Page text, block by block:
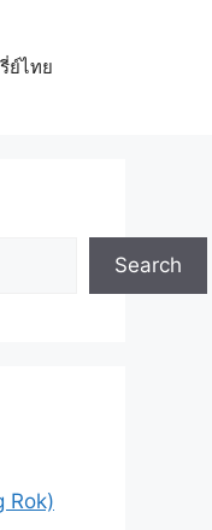
ย์ไทย
Search
Rok)